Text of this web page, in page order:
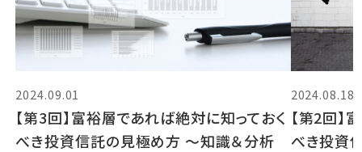
2024.09.01
【第3回】富裕層であれば絶対に知っておく
べき投資信託の見極め方 〜知識＆分析
2024.08.18
【第2回】
べき投資